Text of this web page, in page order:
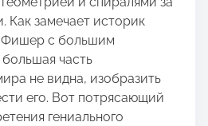
Как замечает историк
Фишер с большим
часть
не видна, изобразить
его. Вот потрясающий
гениального